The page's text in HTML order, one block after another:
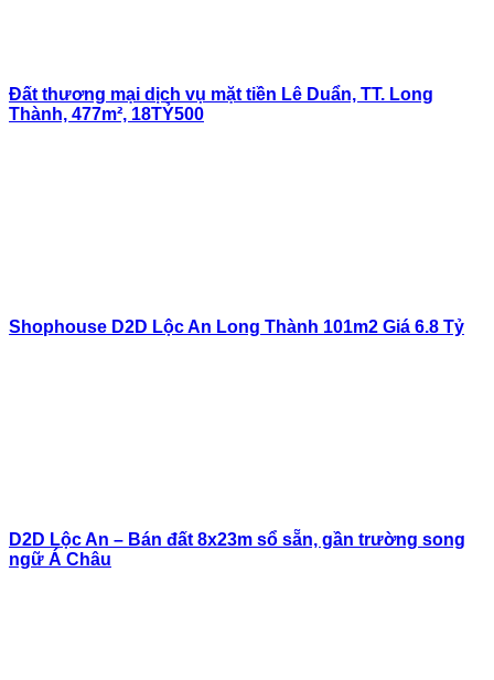
Đất thương mại dịch vụ mặt tiền Lê Duẩn, TT. Long
Thành, 477m², 18TỶ500
Shophouse D2D Lộc An Long Thành 101m2 Giá 6.8 Tỷ
D2D Lộc An – Bán đất 8x23m sổ sẵn, gần trường song
ngữ Á Châu